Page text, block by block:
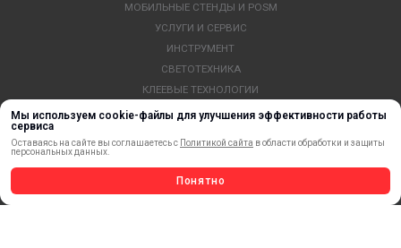
Мы используем cookie-файлы для улучшения эффективности работы
сервиса
Оставаясь на сайте вы соглашаетесь с Политикой сайта в области обработки и защиты
персональных данных.
Понятно
МОБИЛЬНЫЕ СТЕНДЫ И POSM
УСЛУГИ И СЕРВИС
ИНСТРУМЕНТ
СВЕТОТЕХНИКА
КЛЕЕВЫЕ ТЕХНОЛОГИИ
КРЕПЕЖ И ФУРНИТУРА